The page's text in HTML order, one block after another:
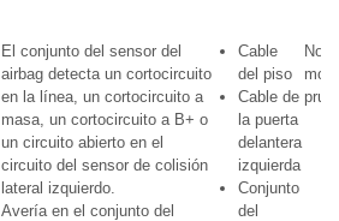
El conjunto del sensor del
airbag detecta un cortocircuito
en la línea, un cortocircuito a
masa, un cortocircuito a B+ o
un circuito abierto en el
circuito del sensor de colisión
lateral izquierdo.
Avería en el conjunto del
Cable
del piso
Cable de
la puerta
delantera
izquierda
Conjunto
del
No